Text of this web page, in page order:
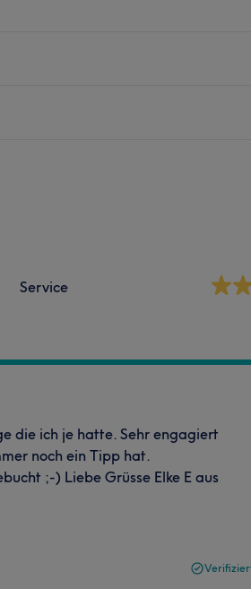
Service
die ich je hatte. Sehr engagiert
noch ein Tipp hat.
;-) Liebe Grüsse Elke E aus